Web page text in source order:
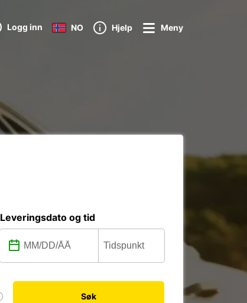
Logg inn NO Hjelp Meny
Leveringsdato og tid
Søk